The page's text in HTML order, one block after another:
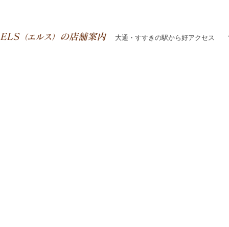
ELS（エルス） の店舗案内 大通・すすきの駅から好アクセス